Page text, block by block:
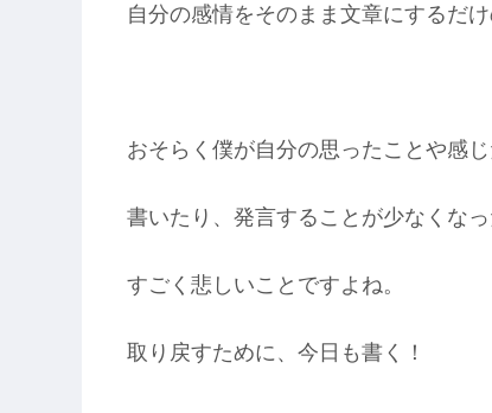
自分の感情をそのまま文章にするだ
おそらく僕が自分の思ったことや感
書いたり、発言することが少なくなっ
すごく悲しいことですよね。
取り戻すために、今日も書く！